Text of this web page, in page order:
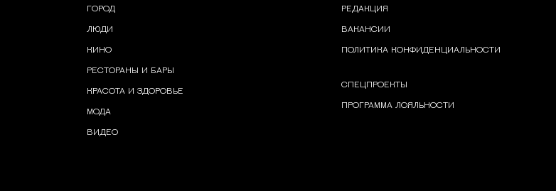
ГОРОД
ЛЮДИ
КИНО
РЕСТОРАНЫ И БАРЫ
КРАСОТА И ЗДОРОВЬЕ
МОДА
ВИДЕО
РЕДАКЦИЯ
ВАКАНСИИ
ПОЛИТИКА КОНФИДЕНЦИАЛЬНОСТИ
СПЕЦПРОЕКТЫ
ПРОГРАММА ЛОЯЛЬНОСТИ